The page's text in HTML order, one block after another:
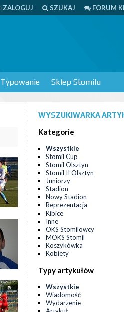
ZALOGUJ SZUKAJ FORUM
Typowanie Sklep Stomilu
WYSZUKIWARKA
Kategorie
Wszystkie
Stomil Cup
Stomil Olsztyn
Stomil II Olsztyn
Juniorzy
Stadion
Nowy Stadion
Reprezentacja
Kibice
Inne
OKS Stomilowcy
MOKS Stomil
Koszykówka
Kobiety
Typy artykułów
Wszystkie
Wiadomość
Wydarzenie